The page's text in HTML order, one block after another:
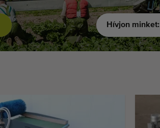
Hívjon minket: